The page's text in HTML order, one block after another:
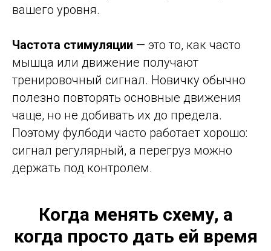
вашего уровня.
Частота стимуляции — это то, как часто
мышца или движение получают
тренировочный сигнал. Новичку обычно
полезно повторять основные движения
чаще, но не добивать их до предела.
Поэтому фулбоди часто работает хорошо:
сигнал регулярный, а перегруз можно
держать под контролем.
Когда менять схему, а
когда просто дать ей время